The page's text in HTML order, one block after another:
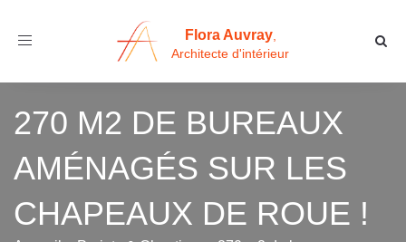
Toggle
Flora Auvray,
Architecte d'intérieur
270 M2 DE BUREAUX
AMÉNAGÉS SUR LES
CHAPEAUX DE ROUE !